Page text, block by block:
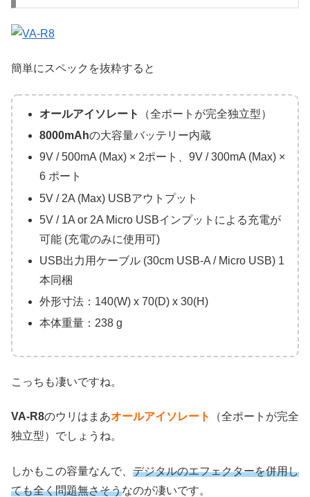
簡単にスペックを抜粋すると
オールアイソレート
（全ポートが完全独立型）
8000mAhの大容量バッテリー内蔵
9V / 500mA (Max) × 2ポート、9V / 300mA (Max) ×
6 ポート
5V / 2A (Max) USBアウトプット
5V / 1A or 2A Micro USBインプットによる充電が
可能 (充電のみに使用可)
USB出力用ケーブル (30cm USB-A / Micro USB) 1
本同梱
外形寸法：140(W) x 70(D) x 30(H)
本体重量：238 g
こっちも凄いですね。
VA-R8のウリはまあオールアイソレート
（全ポートが完全
独立型）でしょうね。
しかもこの容量なんで、 デジタルのエフェクターを併用し
ても全く問題無さそうなのが凄いです。